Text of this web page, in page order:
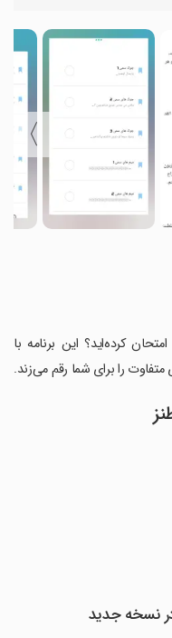
〉
کرده‌اید؟ این برنامه با
را برای شما رقم می‌زند.
نسخه جدید